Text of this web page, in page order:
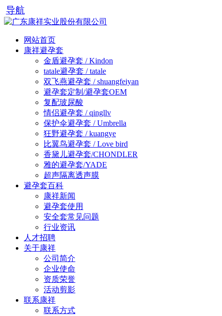
导航
网站首页
康祥避孕套
金盾避孕套 / Kindon
tatale避孕套 / tatale
双飞燕避孕套 / shuangfeiyan
避孕套定制/避孕套OEM
复配玻尿酸
情侣避孕套 / qingllv
保护伞避孕套 / Umbrella
狂野避孕套 / kuangye
比翼鸟避孕套 / Love bird
香黛儿避孕套/CHONDLER
雅的避孕套/YADE
超声隔离透声膜
避孕套百科
康祥新闻
避孕套使用
安全套常见问题
行业资讯
人才招聘
关于康祥
公司简介
企业使命
资质荣誉
活动剪影
联系康祥
联系方式